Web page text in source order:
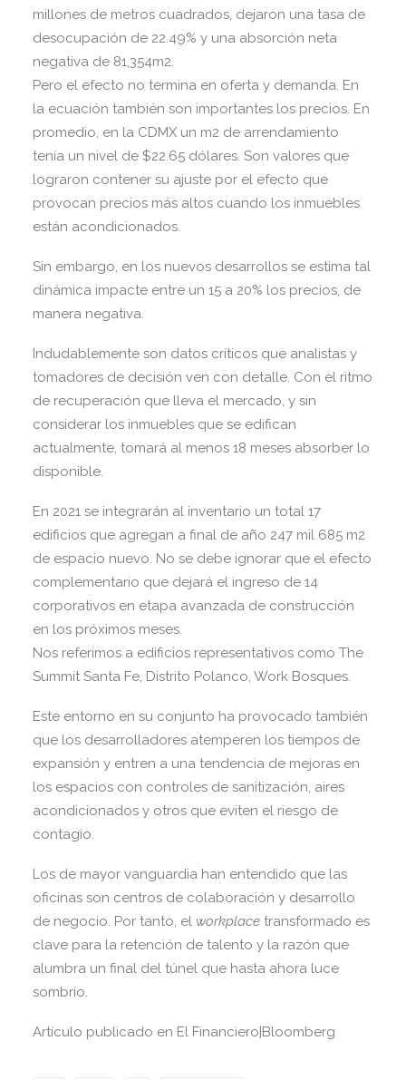
millones de metros cuadrados, dejaron una tasa de
desocupación de 22.49% y una absorción neta
negativa de 81,354m2.
Pero el efecto no termina en oferta y demanda. En
la ecuación también son importantes los precios. En
promedio, en la CDMX un m2 de arrendamiento
tenía un nivel de $22.65 dólares. Son valores que
lograron contener su ajuste por el efecto que
provocan precios más altos cuando los inmuebles
están acondicionados.
Sin embargo, en los nuevos desarrollos se estima tal
dinámica impacte entre un 15 a 20% los precios, de
manera negativa.
Indudablemente son datos críticos que analistas y
tomadores de decisión ven con detalle. Con el ritmo
de recuperación que lleva el mercado, y sin
considerar los inmuebles que se edifican
actualmente, tomará al menos 18 meses absorber lo
disponible.
En 2021 se integrarán al inventario un total 17
edificios que agregan a final de año 247 mil 685 m2
de espacio nuevo. No se debe ignorar que el efecto
complementario que dejará el ingreso de 14
corporativos en etapa avanzada de construcción
en los próximos meses.
Nos referimos a edificios representativos como The
Summit Santa Fe, Distrito Polanco, Work Bosques.
Este entorno en su conjunto ha provocado también
que los desarrolladores atemperen los tiempos de
expansión y entren a una tendencia de mejoras en
los espacios con controles de sanitización, aires
acondicionados y otros que eviten el riesgo de
contagio.
Los de mayor vanguardia han entendido que las
oficinas son centros de colaboración y desarrollo
de negocio. Por tanto, el workplace transformado es
clave para la retención de talento y la razón que
alumbra un final del túnel que hasta ahora luce
sombrío.
Artículo publicado en El Financiero|Bloomberg